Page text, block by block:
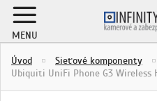
MENU
Úvod Sieťové komponenty
Ubiquiti UniFi Phone G3 Wireless